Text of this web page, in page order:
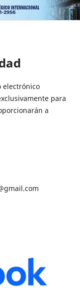
electrónico
para
a